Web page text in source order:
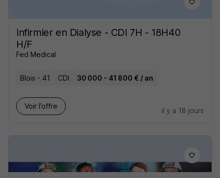
Infirmier en Dialyse - CDI 7H - 18H40
H/F
Fed Medical
Blois - 41 CDI 30 000 - 41 800 € / an
Voir l’offre
il y a 18 jours